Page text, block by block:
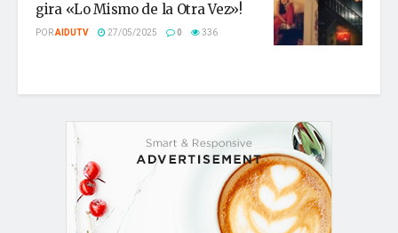
gira «Lo Mismo de la Otra Vez»!
PORAIDUTV 27/05/2025 0 336